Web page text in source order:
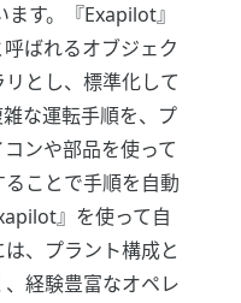
ます。『Exapilot』
ばれるオブジェク
とし、標準化して
な運転手順を、プ
ンや部品を使って
ことで手順を自動
』を使って自
、プラント構成と
経験豊富なオペレ